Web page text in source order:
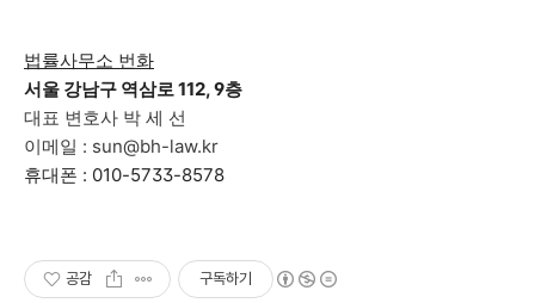
법률사무소 번화
서울 강남구 역삼로 112, 9층
대표 변호사 박 세 선
이메일 : sun@bh-law.kr
휴대폰 : 010-5733-8578
공감 구독하기